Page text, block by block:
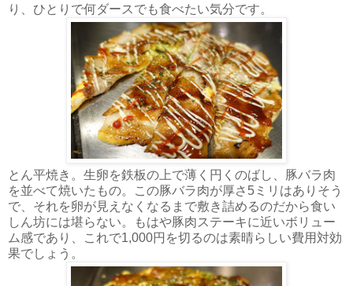
り、ひとりで何ダースでも食べたい気分です。
とん平焼き。生卵を鉄板の上で薄く円くのばし、豚バラ肉
を並べて焼いたもの。この豚バラ肉が厚さ5ミリはありそう
で、それを卵が見えなくなるまで敷き詰めるのだから食い
しん坊には堪らない。もはや豚肉ステーキに近いボリュー
ム感であり、これで1,000円を切るのは素晴らしい費用対効
果でしょう。